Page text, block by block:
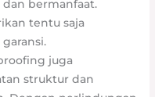
bermanfaat.
tentu saja
juga
struktur dan